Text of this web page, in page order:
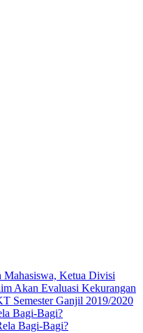
Mahasiswa, Ketua Divisi
Akan Evaluasi Kekurangan
Semester Ganjil 2019/2020
Bagi-Bagi?
Bagi-Bagi?